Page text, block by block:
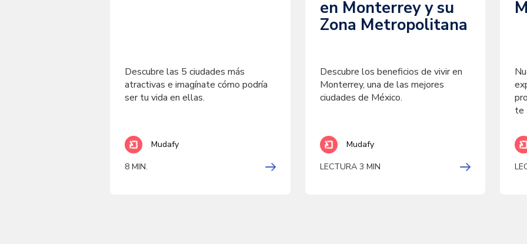
Descubre las 5 ciudades más
atractivas e imagínate cómo podría
ser tu vida en ellas.
Mudafy
8 MIN.
en Monterrey y su
Zona Metropolitana
Descubre los beneficios de vivir en
Monterrey, una de las mejores
ciudades de México.
Mudafy
LECTURA 3 MIN
te